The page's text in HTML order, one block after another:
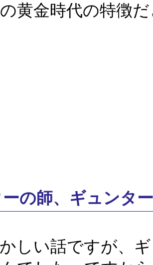
黄金時代の特徴
ーの師、ギュンタ
しい話ですが、